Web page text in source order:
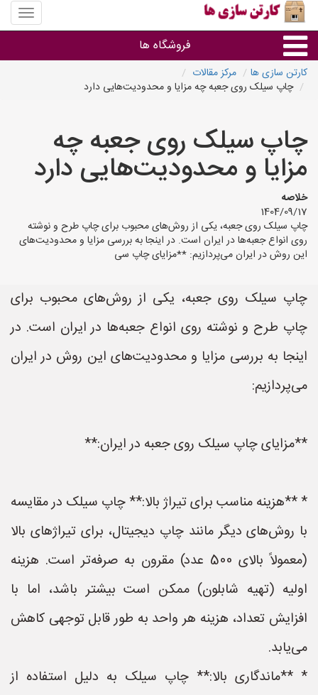
منوی
سایت
سازی
فروشگاه ها
کارتن جعبه
فروشنده های کارتن جعبه
کارتن سازی ها
مرکز مقالات
چاپ سیلک روی جعبه چه مزایا و محدودیت‌هایی دارد
چاپ سیلک روی جعبه چه
مزایا و محدودیت‌هایی دارد
خلاصه
1404/09/17
چاپ سیلک روی جعبه، یکی از روش‌های محبوب برای چاپ طرح و نوشته
روی انواع جعبه‌ها در ایران است. در اینجا به بررسی مزایا و محدودیت‌های
این روش در ایران می‌پردازیم: **مزایای چاپ سی
چاپ سیلک روی جعبه، یکی از روش‌های محبوب برای
چاپ طرح و نوشته روی انواع جعبه‌ها در ایران است. در
اینجا به بررسی مزایا و محدودیت‌های این روش در ایران
می‌پردازیم:
**مزایای چاپ سیلک روی جعبه در ایران:**
* **هزینه مناسب برای تیراژ بالا:** چاپ سیلک در مقایسه
با روش‌های دیگر مانند چاپ دیجیتال، برای تیراژهای بالا
(معمولاً بالای 500 عدد) مقرون به صرفه‌تر است. هزینه
اولیه (تهیه شابلون) ممکن است بیشتر باشد، اما با
افزایش تعداد، هزینه هر واحد به طور قابل توجهی کاهش
می‌یابد.
* **ماندگاری بالا:** چاپ سیلک به دلیل استفاده از